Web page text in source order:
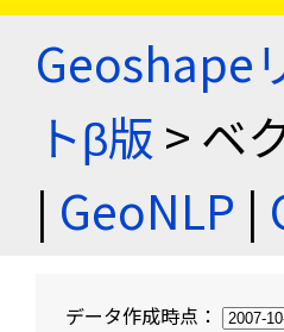
Geoshape
トβ版 > ベ
| GeoNLP |
データ作成時点：